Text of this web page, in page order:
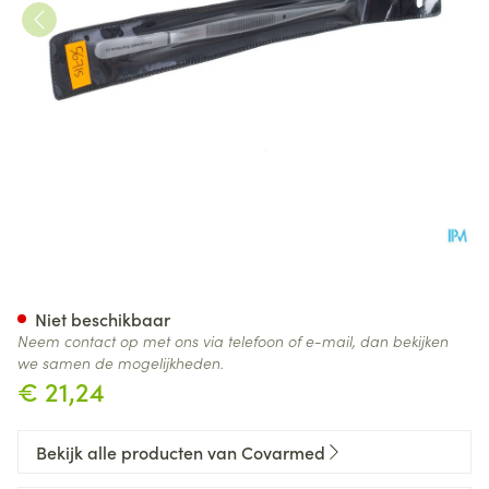
€ 21,24
Niet beschikbaar
Neem contact op met ons via telefoon of e-mail, dan bekijken
we samen de mogelijkheden.
Bekijk alle producten van Covarmed